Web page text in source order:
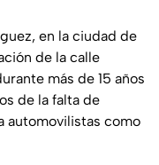
en la ciudad de
de la calle
más de 15 años
de la falta de
automovilistas como